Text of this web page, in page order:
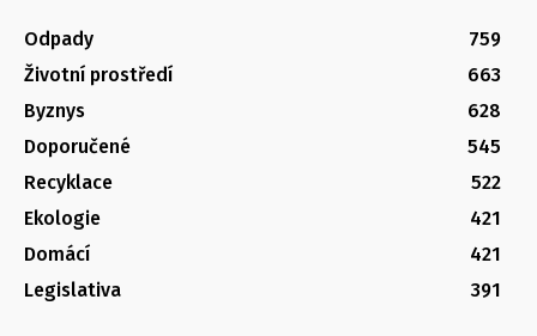
Odpady
759
Životní prostředí
663
Byznys
628
Doporučené
545
Recyklace
522
Ekologie
421
Domácí
421
Legislativa
391